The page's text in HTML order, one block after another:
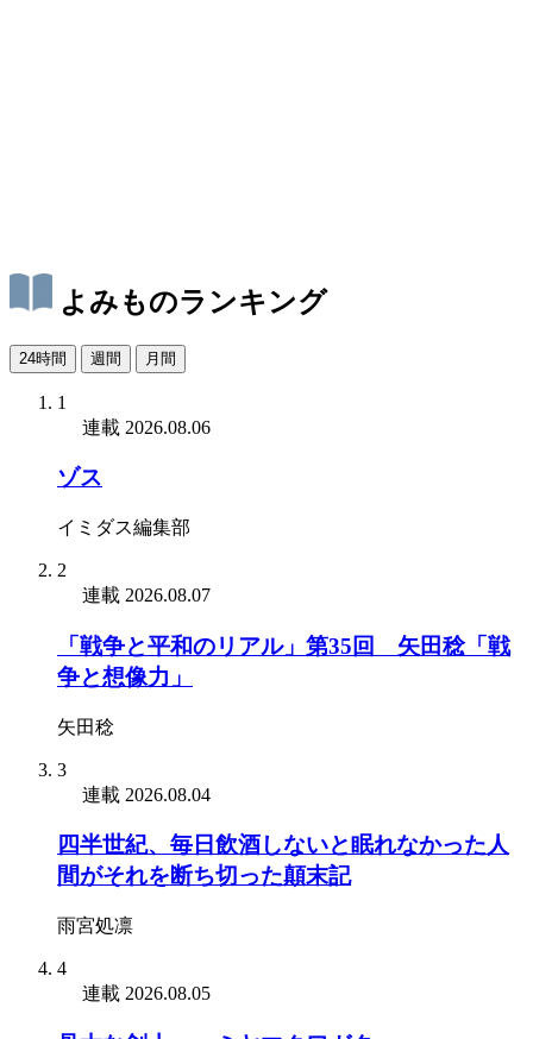
よみものランキング
24時間 週間 月間
1
連載 2026.08.06
ゾス
イミダス編集部
2
連載 2026.08.07
「戦争と平和のリアル」第35回 矢田稔「戦
争と想像力」
矢田稔
3
連載 2026.08.04
四半世紀、毎日飲酒しないと眠れなかった人
間がそれを断ち切った顛末記
雨宮処凛
4
連載 2026.08.05